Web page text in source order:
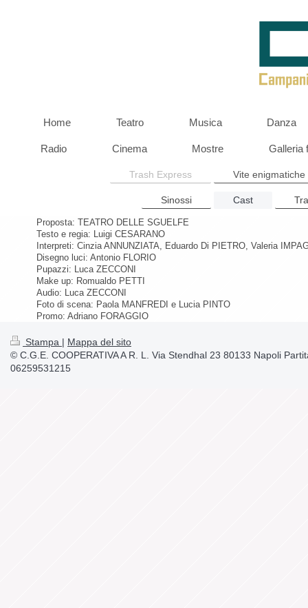
Home Teatro Musica Danza
Radio Cinema Mostre Galleria
Trash Express Vite enigmatiche
Sinossi Cast
Proposta: TEATRO DELLE SGUELFE
Testo e regia: Luigi CESARANO
Interpreti: Cinzia ANNUNZIATA, Eduardo Di PIETRO, Valeria
Disegno luci: Antonio FLORIO
Pupazzi: Luca ZECCONI
Make up: Romualdo PETTI
Audio: Luca ZECCONI
Foto di scena: Paola MANFREDI e Lucia PINTO
Promo: Adriano FORAGGIO
Stampa | Mappa del sito
© C.G.E. COOPERATIVA A R. L. Via Stendhal 23 80133 Napoli
06259531215